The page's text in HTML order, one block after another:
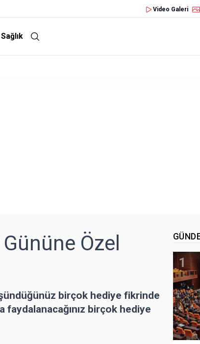
Video Galeri
Sağlık
Özel
birçok hediye fikrinde
faydalanacağınız birçok hediye
1